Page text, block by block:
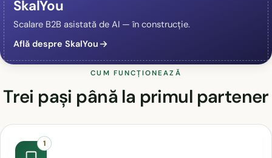
SkalYou
Scalare B2B asistată de AI — în construcție.
Află despre SkalYou
CUM FUNCȚIONEAZĂ
Trei pași până la primul partener
1